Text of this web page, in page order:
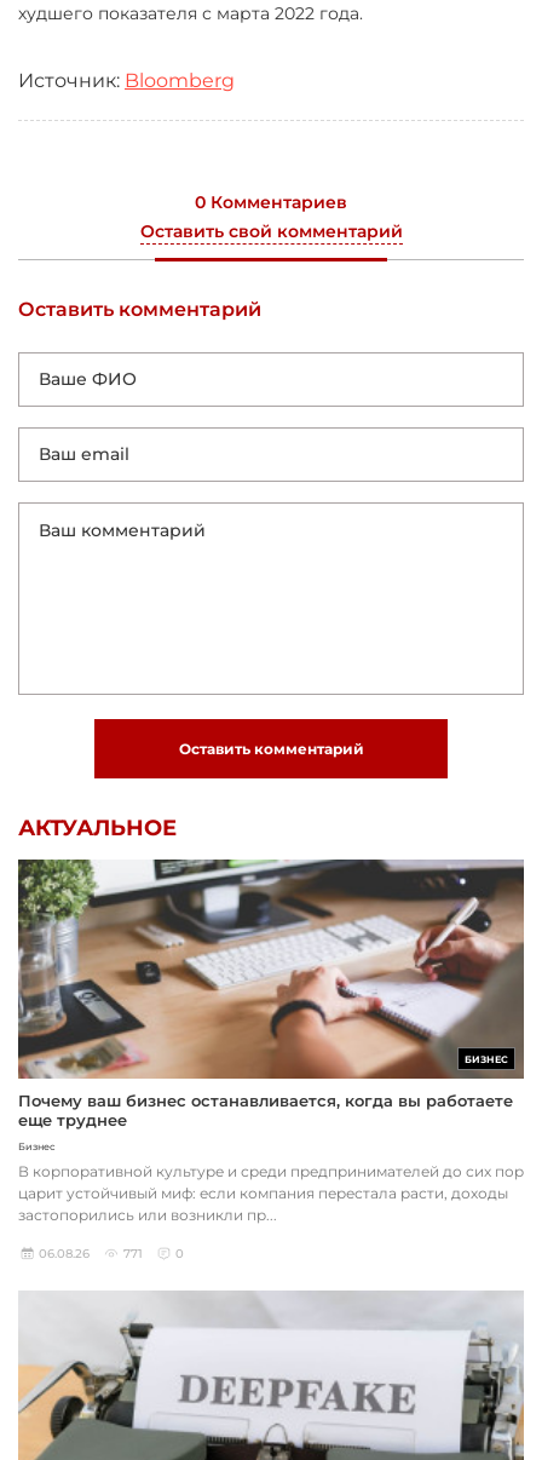
худшего показателя с марта 2022 года.
Источник: Bloomberg
0 Комментариев
Оставить свой комментарий
Оставить комментарий
Оставить комментарий
АКТУАЛЬНОЕ
БИЗНЕС
Почему ваш бизнес останавливается, когда вы работаете
еще труднее
Бизнес
В корпоративной культуре и среди предпринимателей до сих пор
царит устойчивый миф: если компания перестала расти, доходы
застопорились или возникли пр...
06.08.26 771 0